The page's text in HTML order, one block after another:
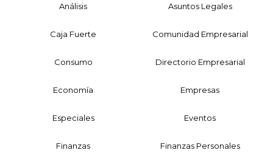
Análisis Asuntos Legales
Caja Fuerte Comunidad Empresarial
Consumo Directorio Empresarial
Economía Empresas
Especiales Eventos
Finanzas Finanzas Personales